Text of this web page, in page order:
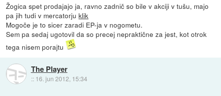
Žogica spet prodajajo ja, ravno zadnič so bile v akciji v tušu, majo
pa jih tudi v mercatorjuklik
Mogoče je to sicer zaradi EP-ja v nogometu.
Sem pa sedaj ugotovil da so precej nepraktične za jest, kot otrok
tega nisem porajtu
The Player
:: 16. jun 2012, 15:34